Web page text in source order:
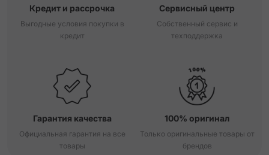
Кредит и рассрочка
Выгодные условия покупки в
кредит
Сервисный центр
Собственный сервис и
техподдержка
Гарантия качества
Официальная гарантия на все
товары
100% оригинал
Только оригинальные товары от
брендов